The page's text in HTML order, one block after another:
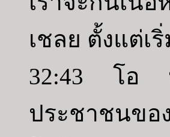
เชลย ตั้งแต่เ
32:43 โอ
ประชาชนข